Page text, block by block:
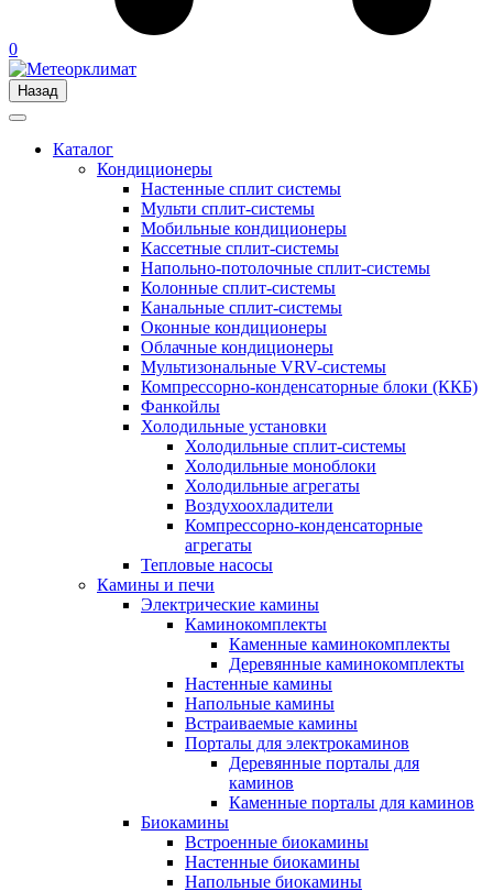
0
Назад
Каталог
Кондиционеры
Настенные сплит системы
Мульти сплит-системы
Мобильные кондиционеры
Кассетные сплит-системы
Напольно-потолочные сплит-системы
Колонные сплит-системы
Канальные сплит-системы
Оконные кондиционеры
Облачные кондиционеры
Мультизональные VRV-системы
Компрессорно-конденсаторные блоки (ККБ)
Фанкойлы
Холодильные установки
Холодильные сплит-системы
Холодильные моноблоки
Холодильные агрегаты
Воздухоохладители
Компрессорно-конденсаторные
агрегаты
Тепловые насосы
Камины и печи
Электрические камины
Каминокомплекты
Каменные каминокомплекты
Деревянные каминокомплекты
Настенные камины
Напольные камины
Встраиваемые камины
Порталы для электрокаминов
Деревянные порталы для
каминов
Каменные порталы для каминов
Биокамины
Встроенные биокамины
Настенные биокамины
Напольные биокамины